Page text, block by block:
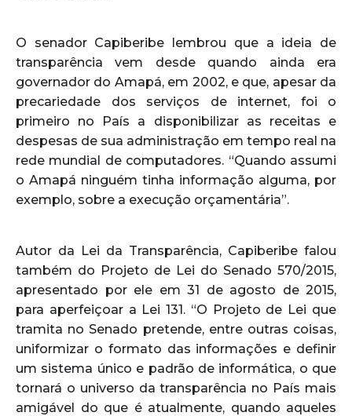
O senador Capiberibe lembrou que a ideia de
transparência vem desde quando ainda era
governador do Amapá, em 2002, e que, apesar da
precariedade dos serviços de internet, foi o
primeiro no País a disponibilizar as receitas e
despesas de sua administração em tempo real na
rede mundial de computadores. “Quando assumi
o Amapá ninguém tinha informação alguma, por
exemplo, sobre a execução orçamentária”.
Autor da Lei da Transparência, Capiberibe falou
também do Projeto de Lei do Senado 570/2015,
apresentado por ele em 31 de agosto de 2015,
para aperfeiçoar a Lei 131. “O Projeto de Lei que
tramita no Senado pretende, entre outras coisas,
uniformizar o formato das informações e definir
um sistema único e padrão de informática, o que
tornará o universo da transparência no País mais
amigável do que é atualmente, quando aqueles